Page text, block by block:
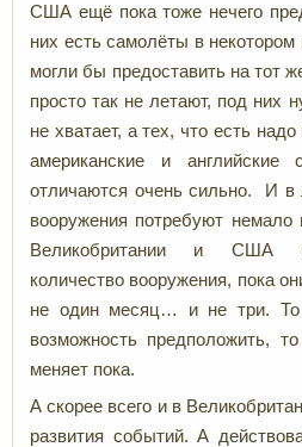
США ещё пока тоже нечего
них есть самолёты в некотором
могли бы предоставить на тот
просто так не летают, под них
не хватает, а тех, что есть
американские и английские
отличаются очень сильно. И в
вооружения потребуют
Великобритании и США
количество вооружения, пока
не один месяц… и не три.
возможность предположить,
меняет пока.
А скорее всего и в
развития событий. А